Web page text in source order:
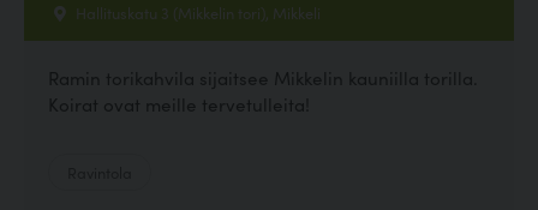
Hallituskatu 3 (Mikkelin tori), Mikkeli
Ramin torikahvila sijaitsee Mikkelin kauniilla torilla.
Koirat ovat meille tervetulleita!